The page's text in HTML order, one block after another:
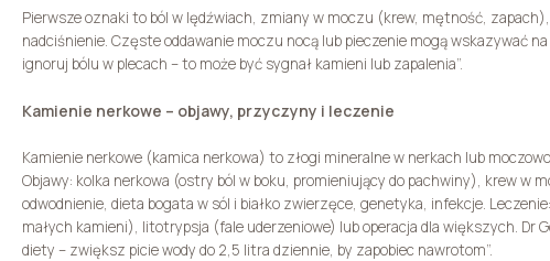
Pierwsze oznaki to ból w lędźwiach, zmiany w moczu (krew, mętność,
nadciśnienie. Częste oddawanie moczu nocą lub pieczenie mogą wskazywać
ignoruj bólu w plecach – to może być sygnał kamieni lub zapalenia”.
Kamienie nerkowe – objawy, przyczyny i leczenie
Kamienie nerkowe (kamica nerkowa) to złogi mineralne w nerkach lub
Objawy: kolka nerkowa (ostry ból w boku, promieniujący do pachwiny), krew w
odwodnienie, dieta bogata w sól i białko zwierzęce, genetyka, infekcje.
małych kamieni), litotrypsja (fale uderzeniowe) lub operacja dla większych. Dr
diety – zwiększ picie wody do 2,5 litra dziennie, by zapobiec nawrotom”.